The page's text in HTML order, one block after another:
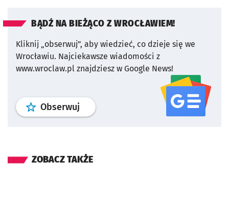
BĄDŹ NA BIEŻĄCO Z WROCŁAWIEM!
Kliknij „obserwuj”, aby wiedzieć, co dzieje się we
Wrocławiu. Najciekawsze wiadomości z
www.wroclaw.pl znajdziesz w Google News!
Obserwuj profil serwisu
ZOBACZ TAKŻE